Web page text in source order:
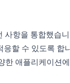
사항을 통합했습니
할 수 있도록 합
한 애플리케이션에